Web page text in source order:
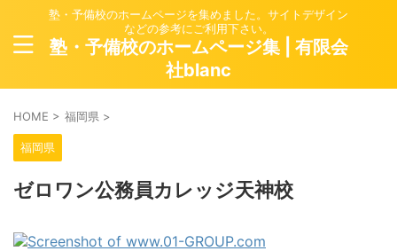
塾・予備校のホームページを集めました。サイトデザイン
などの参考にご利用下さい。
塾・予備校のホームページ集 | 有限会
社blanc
HOME > 福岡県 >
福岡県
ゼロワン公務員カレッジ天神校